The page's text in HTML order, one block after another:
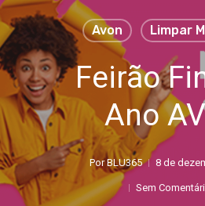
principal
Avon Limpar
Feirão
Ano
Por BLU365 8 de
Sem